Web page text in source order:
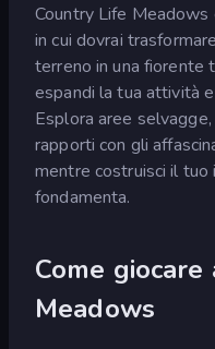
Country Life Meadows
in cui dovrai
terreno in una fiorente
espandi la tua attività
Esplora aree
rapporti con gli
mentre costruisci il
fondamenta.
Come
Meadows